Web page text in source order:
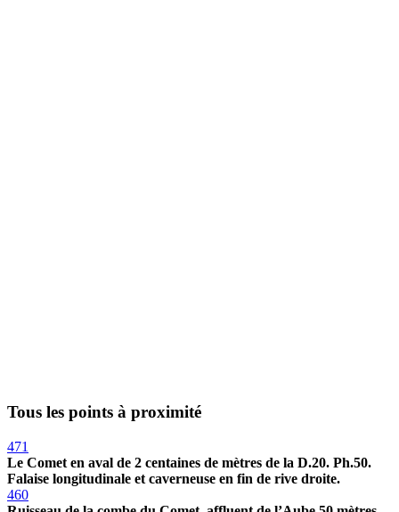
Tous les points à proximité
471
Le Comet en aval de 2 centaines de mètres de la D.20. Ph.50.
Falaise longitudinale et caverneuse en fin de rive droite.
460